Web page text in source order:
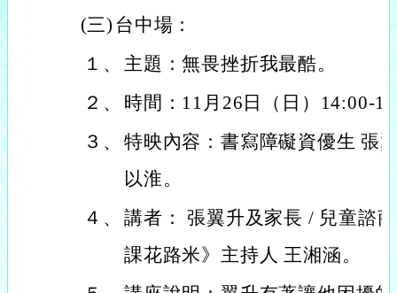
(三) 台中場：
１、
主題：無畏挫折我最酷。
２、
時間：11月26日（日）14:00-
３、 特映內容：書寫障礙資優生 張
以淮。
４、 講者： 張翼升及家長 / 兒童諮
課花路米》主持人 王湘涵。